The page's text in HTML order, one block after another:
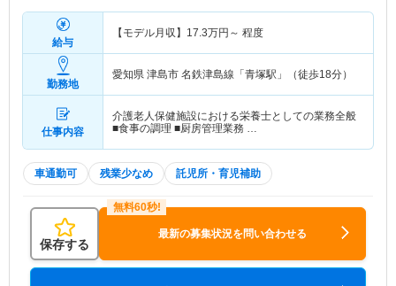
給与
【モデル月収】 17.3万円～ 程度
勤務地
愛知県 津島市 名鉄津島線「青塚駅」（徒歩18分）
仕事内容
介護老人保健施設における栄養士としての業務全般
■食事の調理 ■厨房管理業務 …
車通勤可 残業少なめ 託児所・育児補助
保存する
最新の募集状況を問い合わせる